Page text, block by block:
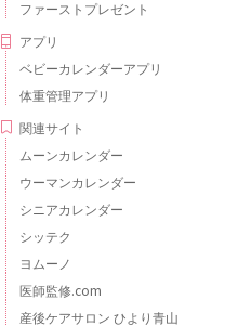
ファーストプレゼント
アプリ
ベビーカレンダーアプリ
体重管理アプリ
関連サイト
ムーンカレンダー
ウーマンカレンダー
シニアカレンダー
シッテク
ヨムーノ
医師監修.com
産後ケアサロン ひより青山